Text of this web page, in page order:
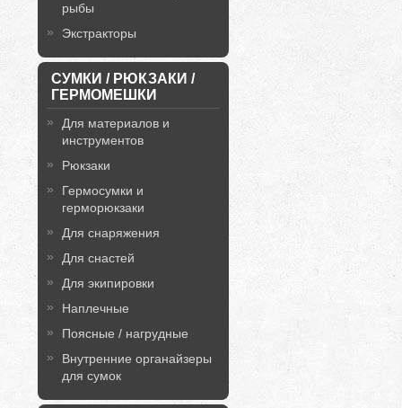
рыбы
Экстракторы
СУМКИ / РЮКЗАКИ /
ГЕРМОМЕШКИ
Для материалов и
инструментов
Рюкзаки
Гермосумки и
герморюкзаки
Для снаряжения
Для снастей
Для экипировки
Наплечные
Поясные / нагрудные
Внутренние органайзеры
для сумок